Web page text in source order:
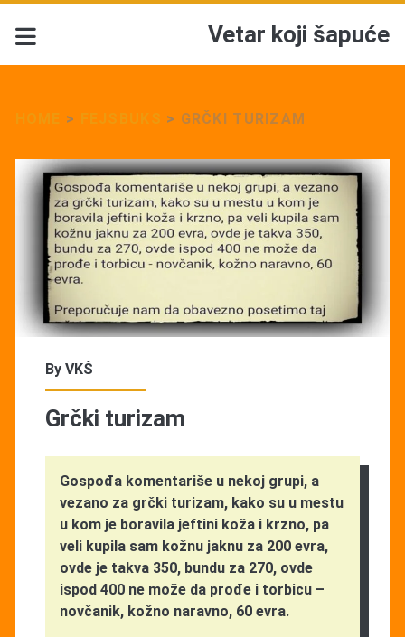
Vetar koji šapuće
> > GRČKI TURIZAM
By VKŠ
Grčki turizam
Gospođa komentariše u nekoj grupi, a
vezano za grčki turizam, kako su u mestu
u kom je boravila jeftini koža i krzno, pa
veli kupila sam kožnu jaknu za 200 evra,
ovde je takva 350, bundu za 270, ovde
ispod 400 ne može da prođe i torbicu –
novčanik, kožno naravno, 60 evra.